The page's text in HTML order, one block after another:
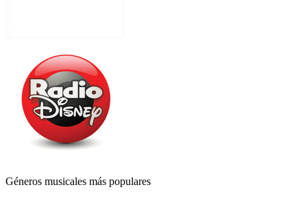
Géneros musicales más populares